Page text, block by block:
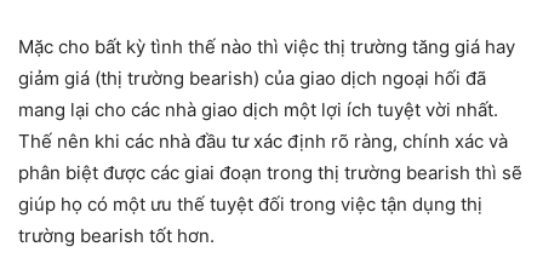
Mặc cho bất kỳ tình thế nào thì việc thị trường tăng giá hay
giảm giá (thị trường bearish) của giao dịch ngoại hối đã
mang lại cho các nhà giao dịch một lợi ích tuyệt vời nhất.
Thế nên khi các nhà đầu tư xác định rõ ràng, chính xác và
phân biệt được các giai đoạn trong thị trường bearish thì sẽ
giúp họ có một ưu thế tuyệt đối trong việc tận dụng thị
trường bearish tốt hơn.